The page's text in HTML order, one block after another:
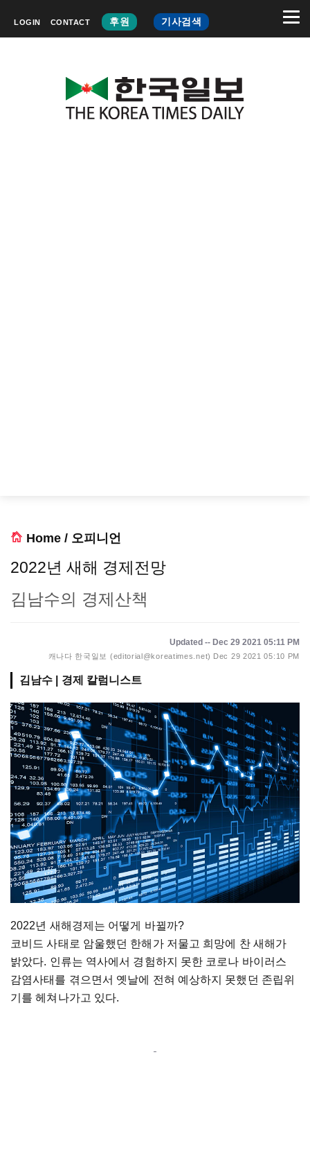
LOGIN CONTACT 후원 기사검색
Home / 오피니언
2022년 새해 경제전망
김남수의 경제산책
Updated -- Dec 29 2021 05:11 PM
캐나다 한국일보 (editorial@koreatimes.net) Dec 29 2021 05:10 PM
김남수 | 경제 칼럼니스트
2022년 새해경제는 어떻게 바뀔까?
코비드 사태로 암울했던 한해가 저물고 희망에 찬 새해가
밝았다. 인류는 역사에서 경험하지 못한 코로나 바이러스
감염사태를 겪으면서 옛날에 전혀 예상하지 못했던 존립위
기를 헤쳐나가고 있다.